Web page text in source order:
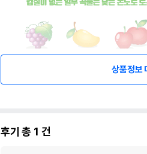
상품정보
후기 총 1 건